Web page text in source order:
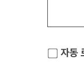
자동